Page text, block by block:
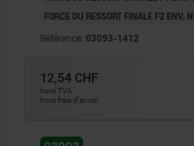
FORCE DU RESSORT FINALE F2 ENV.
Référence: 03093-1412
12,54 CHF
hors TVA
hors frais d’envoi